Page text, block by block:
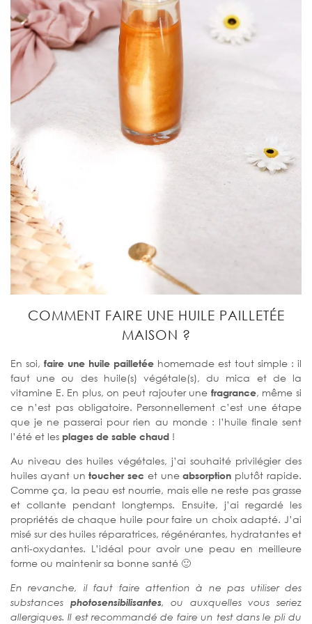
COMMENT FAIRE UNE HUILE PAILLETÉE
MAISON ?
En soi, faire une huile pailletée homemade est tout simple : il
faut une ou des huile(s) végétale(s), du mica et de la
vitamine E. En plus, on peut rajouter une fragrance, même si
ce n’est pas obligatoire. Personnellement c’est une étape
que je ne passerai pour rien au monde : l’huile finale sent
l’été et les plages de sable chaud !
Au niveau des huiles végétales, j’ai souhaité privilégier des
huiles ayant untoucher sec et uneabsorption plutôt rapide.
Comme ça, la peau est nourrie, mais elle ne reste pas grasse
et collante pendant longtemps. Ensuite, j’ai regardé les
propriétés de chaque huile pour faire un choix adapté. J’ai
misé sur des huiles réparatrices, régénérantes, hydratantes et
anti-oxydantes. L’idéal pour avoir une peau en meilleure
forme ou maintenir sa bonne santé 🙂
En revanche, il faut faire attention à ne pas utiliser des
substances photosensibilisantes, ou auxquelles vous seriez
allergiques. Il est recommandé de faire un test dans le pli du